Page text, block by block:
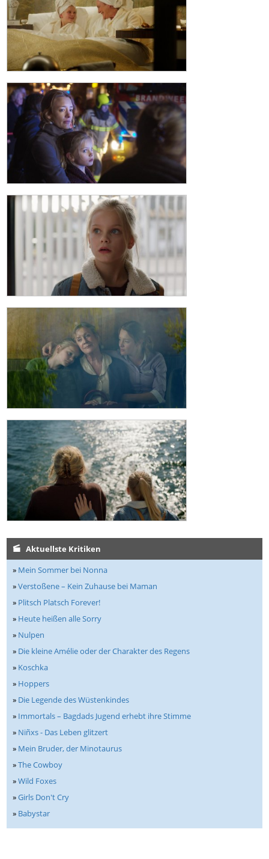
Aktuellste Kritiken
» Mein Sommer bei Nonna
»Verstoßene – Kein Zuhause bei Maman
» Plitsch Platsch Forever!
» Heute heißen alle Sorry
» Nulpen
» Die kleine Amélie oder der Charakter des Regens
» Koschka
» Hoppers
» Die Legende des Wüstenkindes
» Immortals – Bagdads Jugend erhebt ihre Stimme
» Niñxs - Das Leben glitzert
» Mein Bruder, der Minotaurus
»The Cowboy
»Wild Foxes
»Girls Don't Cry
» Babystar